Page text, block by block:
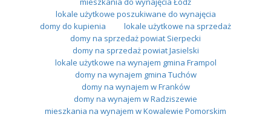
lokale użytkowe poszukiwane do wynajęcia
domy do kupienia
lokale użytkowe na sprzedaż
domy na sprzedaż powiat Sierpecki
domy na sprzedaż powiat Jasielski
lokale użytkowe na wynajem gmina Frampol
domy na wynajem gmina Tuchów
domy na wynajem w Franków
domy na wynajem w Radziszewie
mieszkania na wynajem w Kowalewie Pomorskim